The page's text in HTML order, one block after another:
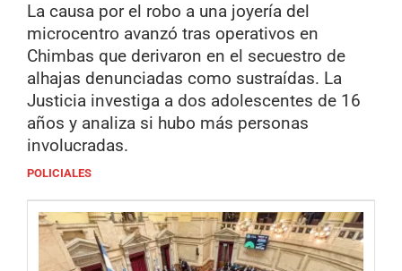
La causa por el robo a una joyería del
microcentro avanzó tras operativos en
Chimbas que derivaron en el secuestro de
alhajas denunciadas como sustraídas. La
Justicia investiga a dos adolescentes de 16
años y analiza si hubo más personas
involucradas.
POLICIALES